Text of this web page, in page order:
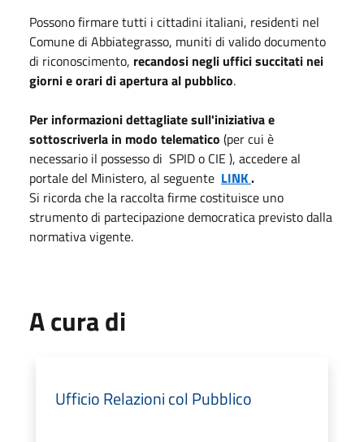
Possono firmare tutti i cittadini italiani, residenti nel
Comune di Abbiategrasso, muniti di valido documento
di riconoscimento, recandosi negli uffici succitati nei
giorni e orari di apertura al pubblico.
Per informazioni dettagliate sull'iniziativa e
sottoscriverla in modo telematico (per cui è
necessario il possesso di SPID o CIE ), accedere al
portale del Ministero, al seguente LINK.
Si ricorda che la raccolta firme costituisce uno
strumento di partecipazione democratica previsto dalla
normativa vigente.
A cura di
Ufficio Relazioni col Pubblico